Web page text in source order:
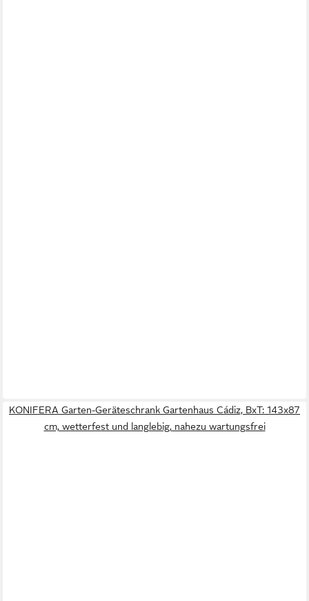
KONIFERA Garten-Geräteschrank Gartenhaus Cádiz, BxT: 143x87
cm, wetterfest und langlebig, nahezu wartungsfrei